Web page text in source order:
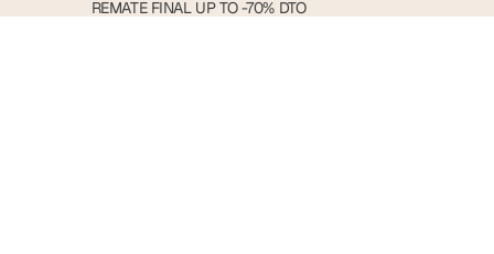
REMATE FINAL UP TO -70% DTO
REMATE
FINAL